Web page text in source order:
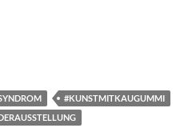
#KUNSTMITKAUGUMMI